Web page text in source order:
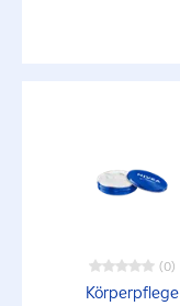
(0)
Körperpflege